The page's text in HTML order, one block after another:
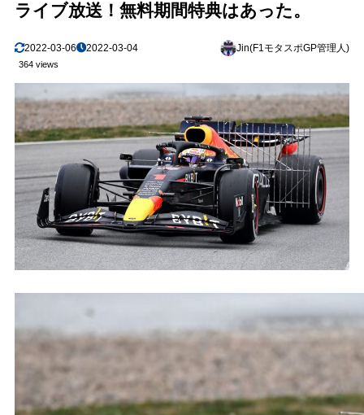
ライブ放送！無料期間特典はあった。
2022-03-06 2022-03-04 Jin(F1モタスポGP管理人)
364 views